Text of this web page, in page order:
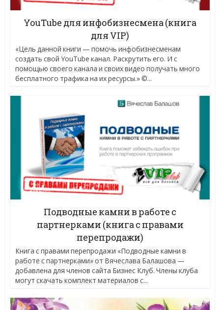
YouTube для инфобизнесмена (книга
для VIP)
«Цель данной книги — помочь инфобизнесменам
создать свой YouTube канал. Раскрутить его. И с
помощью своего канала и своих видео получать много
бесплатного трафика на их ресурсы.» ©...
Подводные камни в работе с
партнерками (книга с правами
перепродажи)
Книга с правами перепродажи «Подводные камни в
работе с партнерками» от Вячеслава Балашова —
добавлена для членов сайта Бизнес Клуб. Члены клуба
могут скачать комплект материалов с...